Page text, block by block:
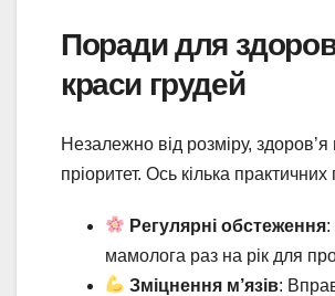
Поради для
краси грудей
Незалежно від розміру, здоров’я
пріоритет. Ось кілька практичних
Регулярні обстеження:
мамолога раз на рік для
Зміцнення м’язів: